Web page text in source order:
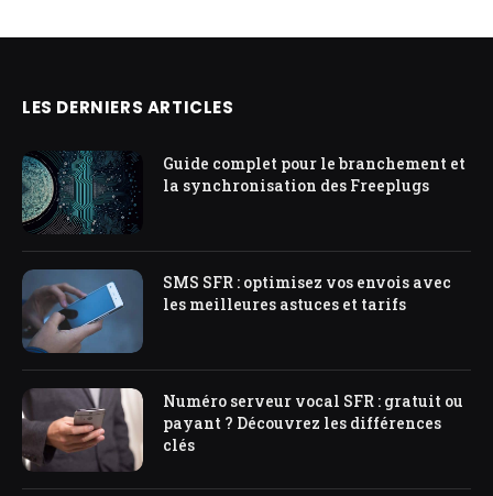
LES DERNIERS ARTICLES
Guide complet pour le branchement et
la synchronisation des Freeplugs
SMS SFR : optimisez vos envois avec
les meilleures astuces et tarifs
Numéro serveur vocal SFR : gratuit ou
payant ? Découvrez les différences
clés